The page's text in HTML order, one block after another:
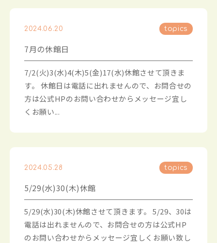
2024.06.20 topics
7月の休館日
7/2(火)3(水)4(木)5(金)17(水)休館させて頂きま
す。 休館日は電話に出れませんので、お問合せの
方は公式HPのお問い合わせからメッセージ宜し
くお願い...
2024.05.28 topics
5/29(水)30(木)休館
5/29(水)30(木)休館させて頂きます。 5/29、30は
電話は出れませんので、お問合せの方は公式HP
のお問い合わせからメッセージ宜しくお願い致し